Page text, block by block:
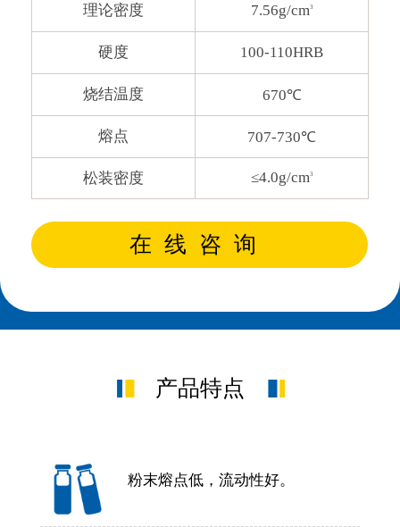
理论密度 7.56g/cm3
硬度 100-110HRB
烧结温度 670℃
熔点 707-730℃
松装密度 ≤4.0g/cm3
在线咨询
产品特点
粉末熔点低，流动性好。